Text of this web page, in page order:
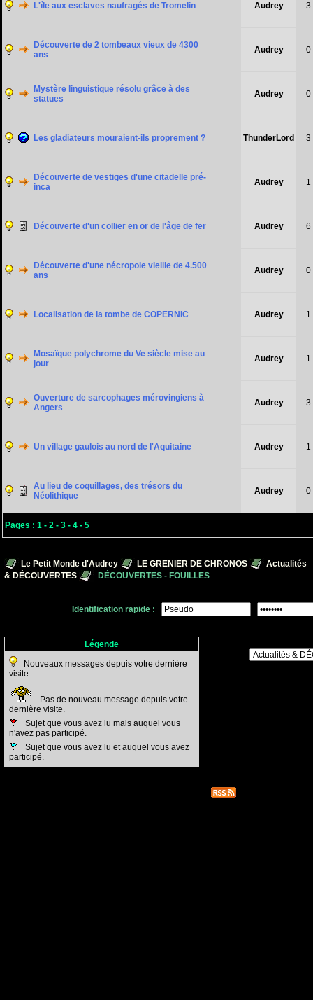
L'île aux esclaves naufragés de Tromelin Audrey 3
Découverte de 2 tombeaux vieux de 4300
ans
Audrey 0
Mystère linguistique résolu grâce à des
statues
Audrey 0
Les gladiateurs mouraient-ils proprement ? ThunderLord 3
Découverte de vestiges d'une citadelle pré-
inca
Audrey 1
Découverte d'un collier en or de l'âge de fer Audrey 6
Découverte d'une nécropole vieille de 4.500
ans
Audrey 0
Localisation de la tombe de COPERNIC Audrey 1
Mosaïque polychrome du Ve siècle mise au
jour
Audrey 1
Ouverture de sarcophages mérovingiens à
Angers
Audrey 3
Un village gaulois au nord de l'Aquitaine Audrey 1
Au lieu de coquillages, des trésors du
Néolithique
Audrey 0
Pages : 1 - 2 - 3 - 4 - 5
Le Petit Monde d'Audrey LE GRENIER DE CHRONOS
Actualités
& DÉCOUVERTES
DÉCOUVERTES - FOUILLES
Identification rapide :
Légende
Nouveaux messages depuis votre dernière
visite.
Pas de nouveau message depuis votre
dernière visite.
Sujet que vous avez lu mais auquel vous
n'avez pas participé.
Sujet que vous avez lu et auquel vous avez
participé.